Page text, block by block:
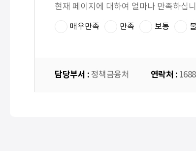
현재 페이지에 대하여 얼마나 만족하십
매우만족 만족 보통
담당부서 : 정책금융처 연락처 :